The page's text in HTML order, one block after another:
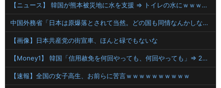
【ニュース】 韓国が熊本被災地に水を支援 ⇒ トイレの水にｗｗｗｗｗｗｗ
中国外務省「日本は原爆落とされて当然。どの国も同情なんかしない」
【画像】日本共産党の街宣車、ほんと碌でもないな
【Money1】 韓国「信用赦免を何回やっても、何回やっても」⇒ 257万人赦免したのに60万人がまた延滞者に転落！
【速報】全国の女子高生、お前らに苦言ｗｗｗｗｗｗｗｗｗｗ